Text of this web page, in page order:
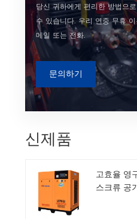
당신 귀하에게 편리한 방법으
수 있습니다. 우리 연중 무휴
메일 또는 전화.
문의하기
신제품
고효율 영
스크류 공